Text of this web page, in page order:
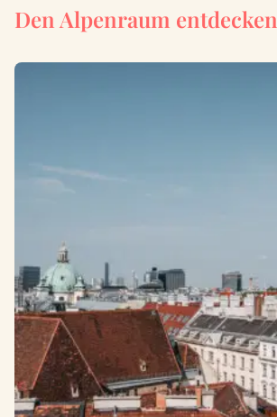
Den Alpenraum entdecken